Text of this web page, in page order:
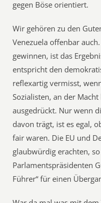
gegen Böse orientiert.
Wir gehören zu den
Venezuela offenbar
gewinnen, ist das
entspricht den
reflexartig vermisst,
Sozialisten, an der
ausgedrückt. Nur wenn
davon trägt, ist es egal,
fair waren. Die EU und
glaubwürdig erachten,
Parlamentspräsidenten
Führer“ für einen